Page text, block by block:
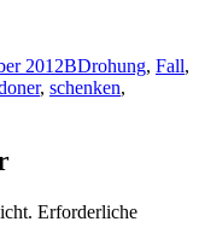
2012BDrohung, Fall,
, schenken,
Erforderliche